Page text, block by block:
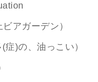
アガーデン）
)の、油っこい）